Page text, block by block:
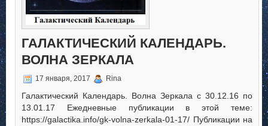
ГАЛАКТИЧЕСКИЙ КАЛЕНДАРЬ.
ВОЛНА ЗЕРКАЛА
17 января, 2017 Rina
Галактический Календарь. Волна Зеркала с 30.12.16 по
13.01.17 Ежедневные публикации в этой теме:
https://galactika.info/gk-volna-zerkala-01-17/ Публикации на